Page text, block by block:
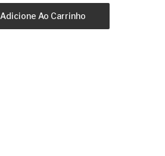
Adicione Ao Carrinho